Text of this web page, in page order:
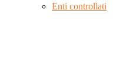
Enti controllati